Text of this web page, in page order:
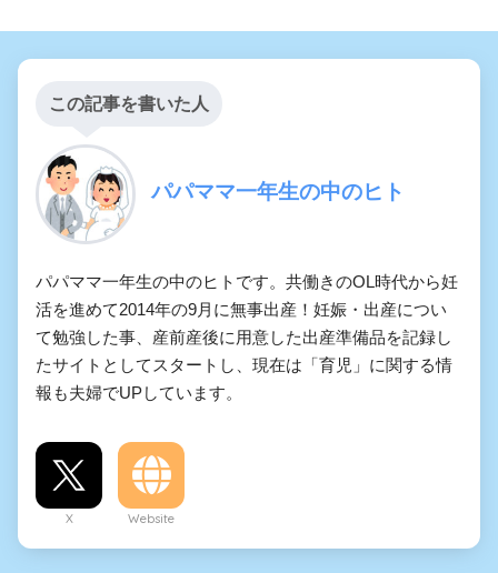
この記事を書いた人
パパママ一年生の中のヒト
パパママ一年生の中のヒトです。共働きのOL時代から妊
活を進めて2014年の9月に無事出産！妊娠・出産につい
て勉強した事、産前産後に用意した出産準備品を記録し
たサイトとしてスタートし、現在は「育児」に関する情
報も夫婦でUPしています。
X Website